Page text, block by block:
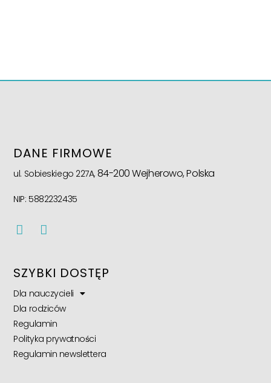
DANE FIRMOWE
ul. Sobieskiego 227A, 84-200 Wejherowo, Polska
NIP: 5882232435
SZYBKI DOSTĘP
Dla nauczycieli
Dla rodziców
Regulamin
Polityka prywatności
Regulamin newslettera